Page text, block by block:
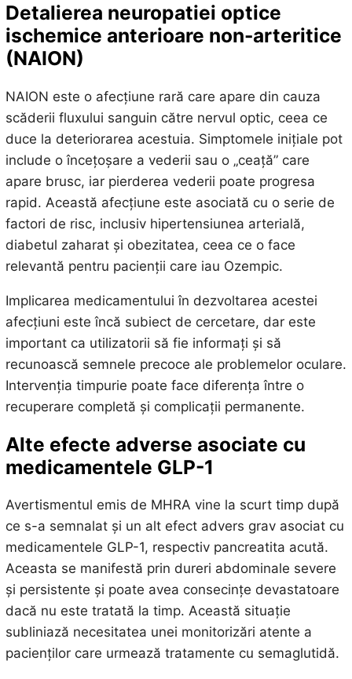
Detalierea neuropatiei optice
ischemice anterioare non-arteritice
(NAION)
NAION este o afecțiune rară care apare din cauza
scăderii fluxului sanguin către nervul optic, ceea ce
duce la deteriorarea acestuia. Simptomele inițiale pot
include o încețoșare a vederii sau o „ceață” care
apare brusc, iar pierderea vederii poate progresa
rapid. Această afecțiune este asociată cu o serie de
factori de risc, inclusiv hipertensiunea arterială,
diabetul zaharat și obezitatea, ceea ce o face
relevantă pentru pacienții care iau Ozempic.
Implicarea medicamentului în dezvoltarea acestei
afecțiuni este încă subiect de cercetare, dar este
important ca utilizatorii să fie informați și să
recunoască semnele precoce ale problemelor oculare.
Intervenția timpurie poate face diferența între o
recuperare completă și complicații permanente.
Alte efecte adverse asociate cu
medicamentele GLP-1
Avertismentul emis de MHRA vine la scurt timp după
ce s-a semnalat și un alt efect advers grav asociat cu
medicamentele GLP-1, respectiv pancreatita acută.
Aceasta se manifestă prin dureri abdominale severe
și persistente și poate avea consecințe devastatoare
dacă nu este tratată la timp. Această situație
subliniază necesitatea unei monitorizări atente a
pacienților care urmează tratamente cu semaglutidă.